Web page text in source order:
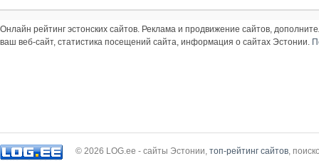
Онлайн рейтинг эстонских сайтов. Реклама и продвижение сайтов,
ваш веб-сайт, статистика посещений сайта, информация о сайтах Эстонии.
© 2026 LOG.ee - сайты Эстонии, топ-рейтинг сайтов ,